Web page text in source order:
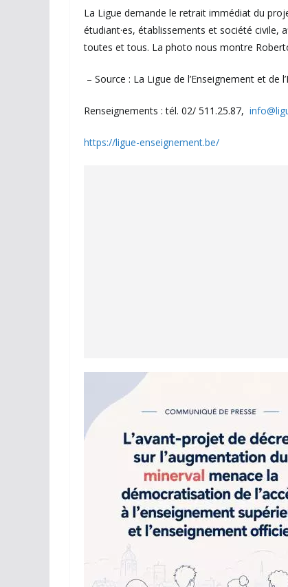
La Ligue demande le retrait immédiat du
étudiant·es, établissements et société civile,
toutes et tous. La photo nous montre
– Source : La Ligue de l’Enseignement et de
Renseignements : tél. 02/ 511.25.87,
https://ligue-enseignement.be/